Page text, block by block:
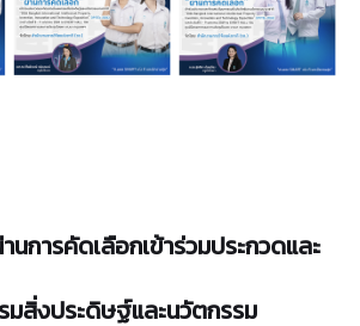
การคัดเลือกเข้าร่วมประกวดและ
มสิ่งประดิษฐ์และนวัตกรรม